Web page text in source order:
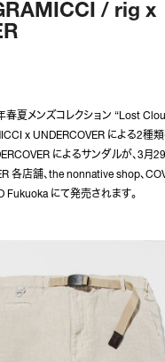
/ rig x
夏メンズコレクション “Lost
x UNDERCOVER による2種類
によるサンダルが、3月29
各店舗、the nonnative shop、
Fukuoka にて発売されます。